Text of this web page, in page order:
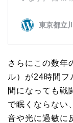
さらにこの数年
ル）が24時間フ
間になっても戦
で眠くならない
音や光に過敏に